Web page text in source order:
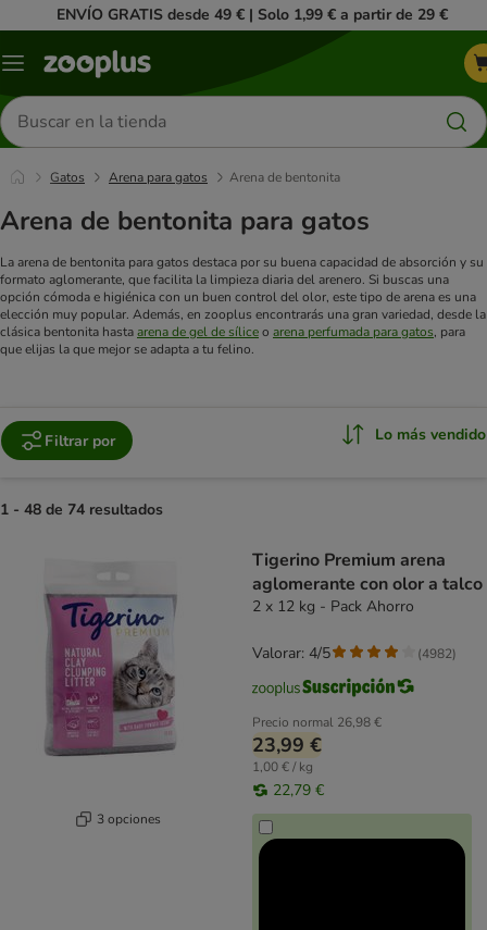
ENVÍO GRATIS desde 49 € | Solo 1,99 € a partir de 29 €
Menú
Buscar
productos
Gatos Arena para gatos Arena de bentonita
Arena de bentonita para gatos
La arena de bentonita para gatos destaca por su buena capacidad de absorción y su
formato aglomerante, que facilita la limpieza diaria del arenero. Si buscas una
opción cómoda e higiénica con un buen control del olor, este tipo de arena es una
elección muy popular. Además, en zooplus encontrarás una gran variedad, desde la
clásica bentonita hastaarena de gel de síliceo arena perfumada para gatos, para
que elijas la que mejor se adapta a tu felino.
Filtrar por Lo más vendido
1 - 48 de 74 resultados
3 opciones
Tigerino Premium arena
aglomerante con olor a talco
2 x 12 kg - Pack Ahorro
Precio normal 26,98 €
23,99 €
1,00 € / kg
22,79 €
Valorar: 4/5 (4982)